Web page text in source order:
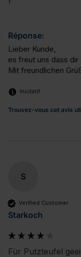
1
Réponse:
Lieber Kunde,
es freut uns dass
Mit freundlichen
Incitatif
Trouvez-vous cet avis
S
Verified Customer
Starkoch
Für Putzteufel